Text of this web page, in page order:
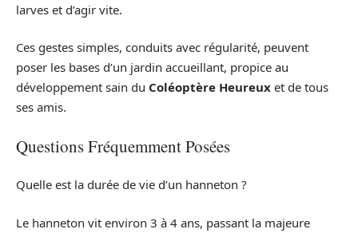
larves et d’agir vite.
Ces gestes simples, conduits avec régularité, peuvent
poser les bases d’un jardin accueillant, propice au
développement sain du Coléoptère Heureux et de tous
ses amis.
Questions Fréquemment Posées
Quelle est la durée de vie d’un hanneton ?
Le hanneton vit environ 3 à 4 ans, passant la majeure